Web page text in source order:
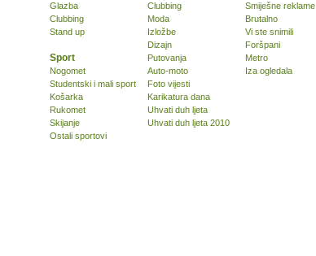
Glazba
Clubbing
Stand up
Sport
Nogomet
Studentski i mali sport
Košarka
Rukomet
Skijanje
Ostali sportovi
Clubbing
Moda
Izložbe
Dizajn
Putovanja
Auto-moto
Foto vijesti
Karikatura dana
Uhvati duh ljeta
Uhvati duh ljeta 2010
Smiješne reklame
Brutalno
Vi ste snimili
Foršpani
Metro
Iza ogledala